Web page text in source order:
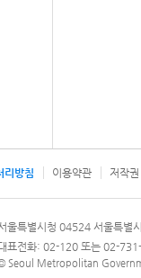
리방침 이용약관 저작
120 다산콜재단
울특별시청 04524 서울특별
표전화: 02-120 또는 02-
Seoul Metropolitan